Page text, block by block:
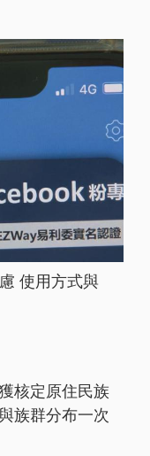
使用方式與
核定原住民族
族群分布一次